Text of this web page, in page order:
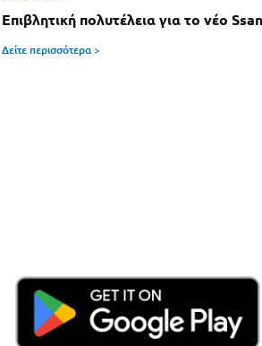
Επιβλητική πολυτέλεια για το νέο
Δείτε περισσότερα >